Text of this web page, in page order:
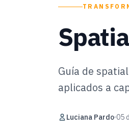
Guía de
aplicados a
Luciana Pardo 05